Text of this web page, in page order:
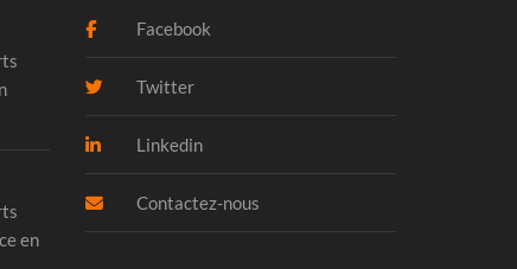
en
Facebook
Twitter
Linkedin
Contactez-nous